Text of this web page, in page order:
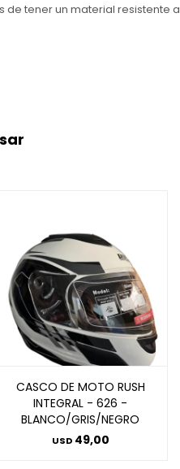
de tener un material resistente a
CASCO DE MOTO RUSH
INTEGRAL - 626 -
BLANCO/GRIS/NEGRO
USD 49,00